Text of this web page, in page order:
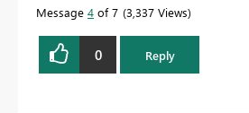
Message 4 of 7 3,337 Views
0 Reply